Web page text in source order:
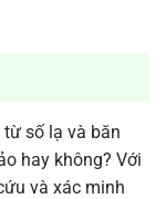
số lạ và băn
hay không? Với
và xác minh